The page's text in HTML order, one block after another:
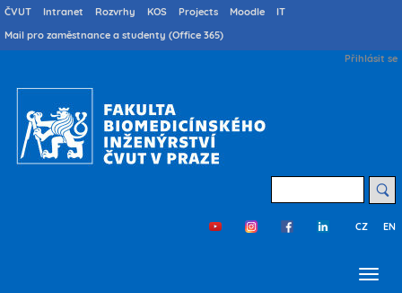
Přejít
k
hlavnímu
Druhé
menu
ČVUT Intranet Rozvrhy KOS Projects Moodle
IT
Mail pro zaměstnance a studenty (Office 365)
User
Přihlásit se
Třetí
CZ EN